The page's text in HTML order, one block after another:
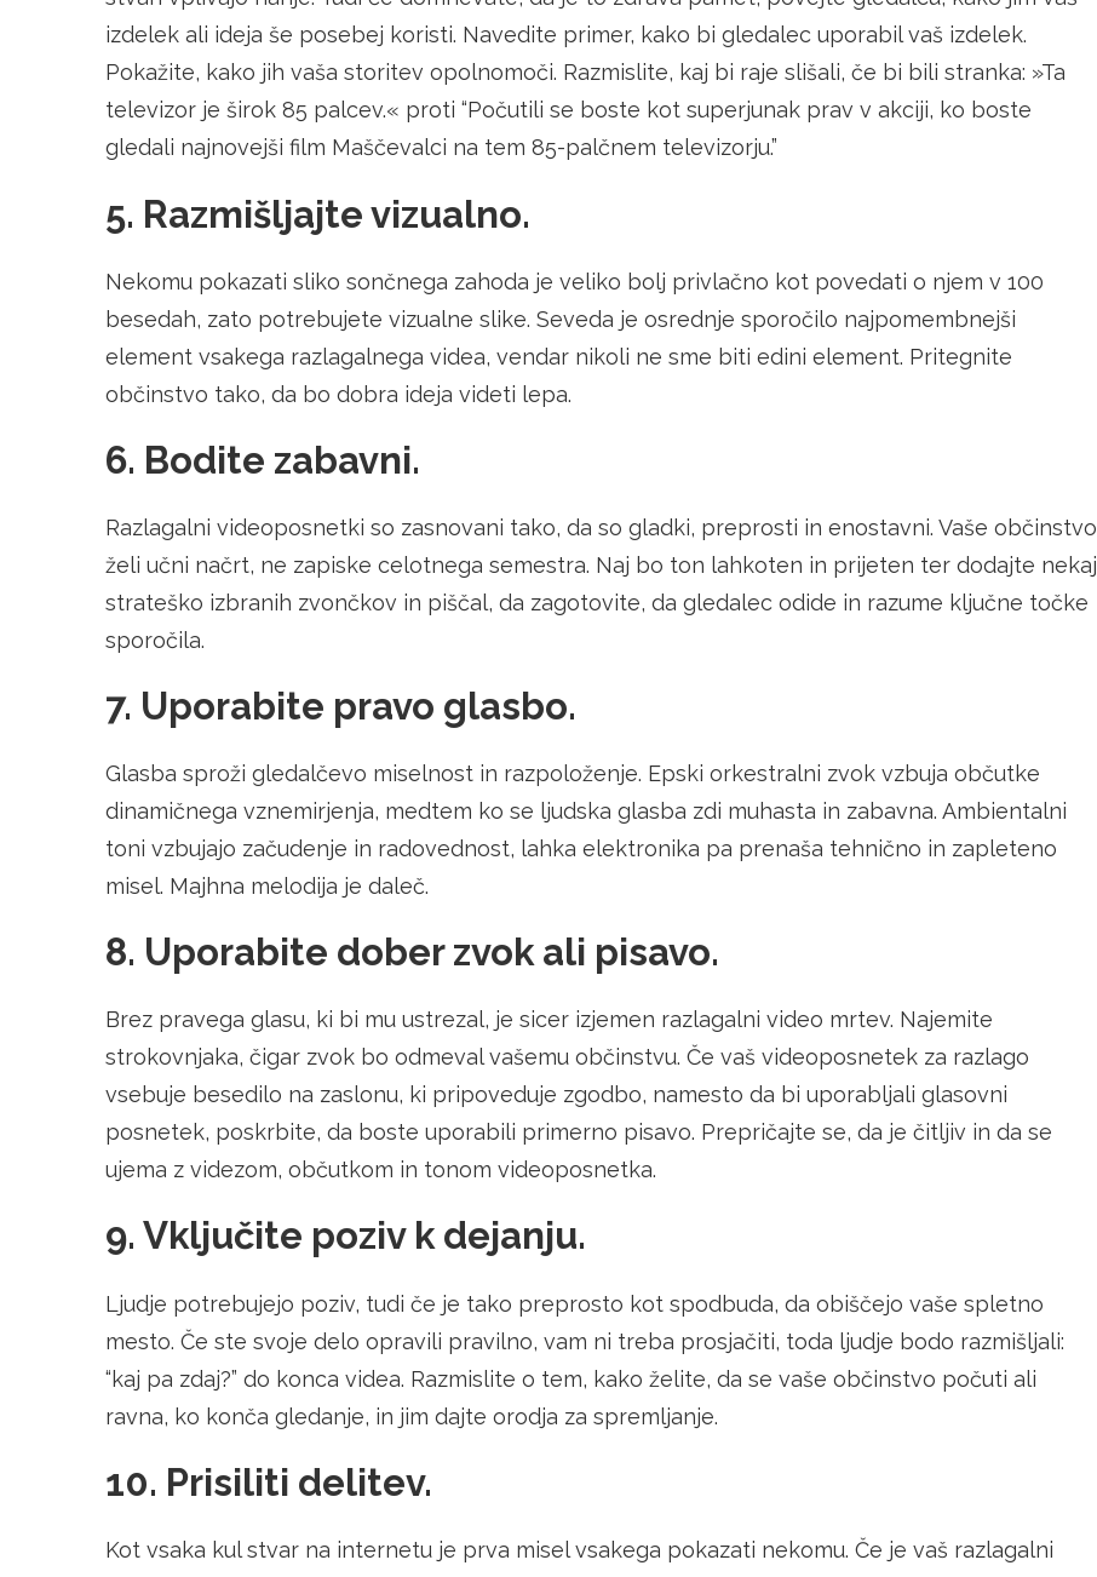
izdelek ali ideja še posebej koristi. Navedite primer, kako bi gledalec uporabil vaš izdelek.
Pokažite, kako jih vaša storitev opolnomoči. Razmislite, kaj bi raje slišali, če bi bili stranka: »Ta
televizor je širok 85 palcev.« proti “Počutili se boste kot superjunak prav v akciji, ko boste
gledali najnovejši film Maščevalci na tem 85-palčnem televizorju.”
5. Razmišljajte vizualno.
Nekomu pokazati sliko sončnega zahoda je veliko bolj privlačno kot povedati o njem v 100
besedah, zato potrebujete vizualne slike. Seveda je osrednje sporočilo najpomembnejši
element vsakega razlagalnega videa, vendar nikoli ne sme biti edini element. Pritegnite
občinstvo tako, da bo dobra ideja videti lepa.
6. Bodite zabavni.
Razlagalni videoposnetki so zasnovani tako, da so gladki, preprosti in enostavni. Vaše občinstvo
želi učni načrt, ne zapiske celotnega semestra. Naj bo ton lahkoten in prijeten ter dodajte nekaj
strateško izbranih zvončkov in piščal, da zagotovite, da gledalec odide in razume ključne točke
sporočila.
7. Uporabite pravo glasbo.
Glasba sproži gledalčevo miselnost in razpoloženje. Epski orkestralni zvok vzbuja občutke
dinamičnega vznemirjenja, medtem ko se ljudska glasba zdi muhasta in zabavna. Ambientalni
toni vzbujajo začudenje in radovednost, lahka elektronika pa prenaša tehnično in zapleteno
misel. Majhna melodija je daleč.
8. Uporabite dober zvok ali pisavo.
Brez pravega glasu, ki bi mu ustrezal, je sicer izjemen razlagalni video mrtev. Najemite
strokovnjaka, čigar zvok bo odmeval vašemu občinstvu. Če vaš videoposnetek za razlago
vsebuje besedilo na zaslonu, ki pripoveduje zgodbo, namesto da bi uporabljali glasovni
posnetek, poskrbite, da boste uporabili primerno pisavo. Prepričajte se, da je čitljiv in da se
ujema z videzom, občutkom in tonom videoposnetka.
9. Vključite poziv k dejanju.
Ljudje potrebujejo poziv, tudi če je tako preprosto kot spodbuda, da obiščejo vaše spletno
mesto. Če ste svoje delo opravili pravilno, vam ni treba prosjačiti, toda ljudje bodo razmišljali:
“kaj pa zdaj?” do konca videa. Razmislite o tem, kako želite, da se vaše občinstvo počuti ali
ravna, ko konča gledanje, in jim dajte orodja za spremljanje.
10. Prisiliti delitev.
Kot vsaka kul stvar na internetu je prva misel vsakega pokazati nekomu. Če je vaš razlagalni